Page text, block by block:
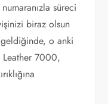
süreci
biraz olsun
geldiğinde, o anki
Leather 7000,